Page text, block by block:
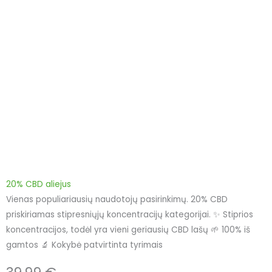
20% CBD aliejus
Vienas populiariausių naudotojų pasirinkimų. 20% CBD
priskiriamas stipresniųjų koncentracijų kategorijai. ✨ Stiprios
koncentracijos, todėl yra vieni geriausių CBD lašų 🌱 100% iš
gamtos 🔬 Kokybė patvirtinta tyrimais